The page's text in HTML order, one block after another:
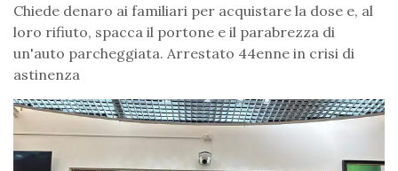
Chiede denaro ai familiari per acquistare la dose e, al
loro rifiuto, spacca il portone e il parabrezza di
un'auto parcheggiata. Arrestato 44enne in crisi di
astinenza